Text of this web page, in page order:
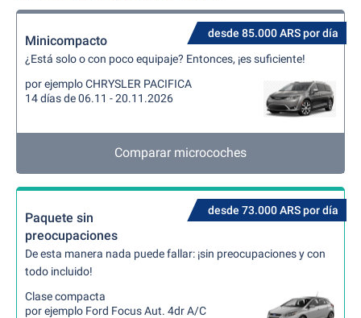
desde 85.000 ARS por día
Minicompacto
¿Está solo o con poco equipaje? Entonces, ¡es suficiente!
por ejemplo CHRYSLER PACIFICA
14 días de 06.11 - 20.11.2026
Comparar microcoches
desde 73.000 ARS por día
Paquete sin
preocupaciones
De esta manera nada puede fallar: ¡sin preocupaciones y con
todo incluido!
Clase compacta
por ejemplo Ford Focus Aut. 4dr A/C